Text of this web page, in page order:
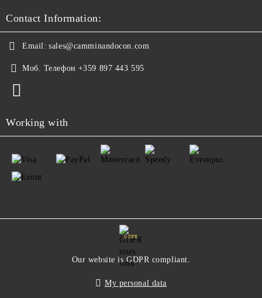
Contact Information:
Email: sales@camminandocon.com
Моб. Телефон +359 897 443 595
Working with
GDPR
Our website is GDPR compliant.
My personal data